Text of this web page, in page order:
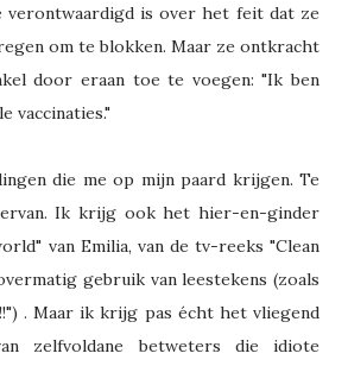
verontwaardigd is over het feit dat ze
om te blokken. Maar ze ontkracht
door eraan toe te voegen: "Ik ben
vaccinaties."
die me op mijn paard krijgen. Te
Ik krijg ook het hier-en-ginder
van Emilia, van de tv-reeks "Clean
gebruik van leestekens (zoals
. Maar ik krijg pas écht het vliegend
zelfvoldane betweters die idiote